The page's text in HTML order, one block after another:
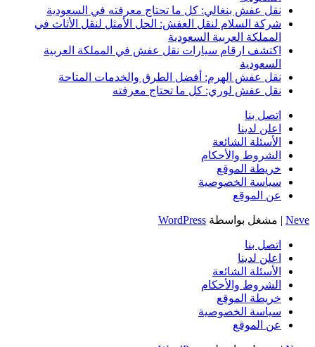
نقل عفش بنغالي: كل ما تحتاج معرفته في السعودية
شركة السلام لنقل العفش: الحل الأمثل لنقل الأثاث في
المملكة العربية السعودية
اكتشف ارقام سيارات نقل عفش في المملكة العربية
السعودية
نقل عفش الهرم: أفضل الطرق والخدمات المتاحة
نقل عفش لوري: كل ما تحتاج معرفته
اتصل بنا
اعلن لدينا
الأسئلة الشائعة
الشروط والأحكام
خريطة الموقع
سياسة الخصوصية
عن الموقع
Neve | مشغل بواسطة WordPress
اتصل بنا
اعلن لدينا
الأسئلة الشائعة
الشروط والأحكام
خريطة الموقع
سياسة الخصوصية
عن الموقع